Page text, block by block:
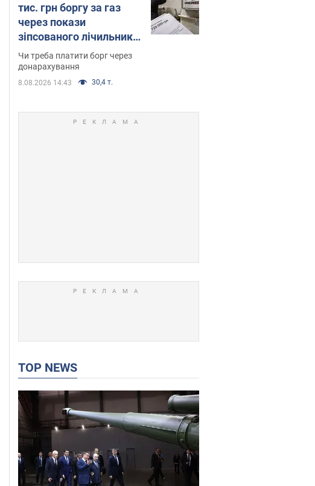
тис. грн боргу за газ
через покази
зіпсованого лічильника:
суддя ухвалив
неочікуване рішення
Чи треба платити борг через
донарахування
8.08.2026 14:43 30,4 т.
TOP NEWS